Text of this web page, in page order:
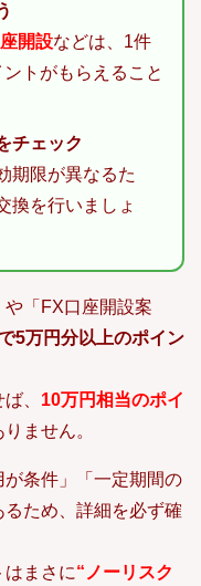
開設などは、1件
トがもらえること
チェック
期限が異なるた
換を行いましょ
「FX口座開設案
5万円分以上のポイン
、 10万円相当のポイ
ません。
条件」「一定期間の
ため、詳細を必ず確
まさに“ノーリスク